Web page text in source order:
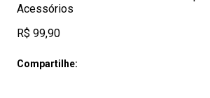
Acessórios
R$ 99,90
Compartilhe: